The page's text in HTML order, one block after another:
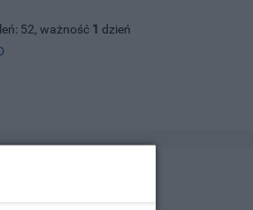
52, ważność 1 dzień